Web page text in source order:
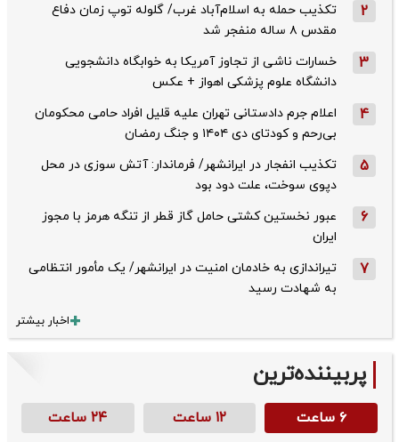
2
تکذیب حمله به اسلام‌آباد غرب/ گلوله توپ زمان دفاع
مقدس ۸ ساله منفجر شد
3
خسارات ناشی از تجاوز آمریکا به خوابگاه دانشجویی
دانشگاه علوم پزشکی اهواز + عکس
4
اعلام جرم دادستانی تهران علیه قلیل افراد حامی محکومان
بی‌رحم و کودتای دی‌ ۱۴۰۴ و جنگ رمضان
5
تکذیب ‌انفجار در ایرانشهر/ فرماندار: آتش سوزی در محل
دپوی سوخت، علت دود بود
6
عبور نخستین کشتی حامل گاز قطر از تنگه هرمز با مجوز
ایران
7
تیراندازی به خادمان امنیت در ایرانشهر/ یک مأمور انتظامی
به شهادت رسید
اخبار بیشتر
پربیننده‌ترین
۶ ساعت ۱۲ ساعت ۲۴ ساعت